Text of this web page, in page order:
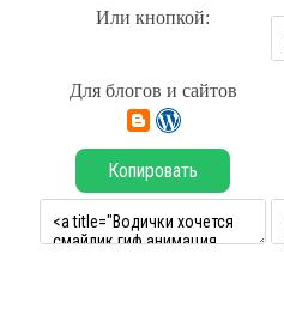
Или кнопкой:
Для блогов и сайтов
Копировать